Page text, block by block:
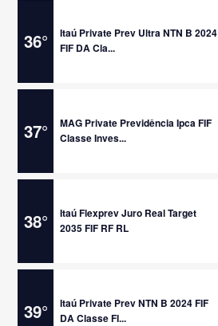
36°
Itaú Private Prev Ultra NTN B 2024
FIF DA Cla...
37°
MAG Private Previdência Ipca FIF
Classe Inves...
38°
Itaú Flexprev Juro Real Target
2035 FIF RF RL
39°
Itaú Private Prev NTN B 2024 FIF
DA Classe FI...